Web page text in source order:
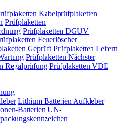
Kabelprüfplaketten
Prüfplaketten
Prüfplaketten DGUV
Feuerlöscher
Geprüft Prüfplaketten Leitern
Prüfplaketten Nächster
Regalprüfung Prüfplaketten VDE
Lithium Batterien Aufkleber
Batterien UN-